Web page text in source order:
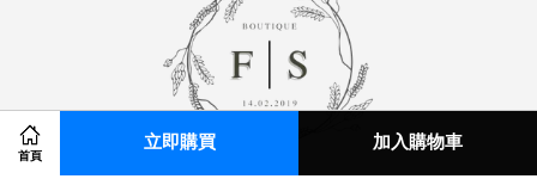
首頁
立即購買 加入購物車